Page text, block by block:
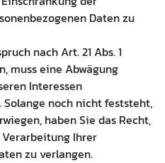
Daten zu
nach Art. 21 Abs. 1
muss eine Abwägung
Interessen
noch nicht feststeht,
haben Sie das Recht,
Ihrer
zu verlangen.